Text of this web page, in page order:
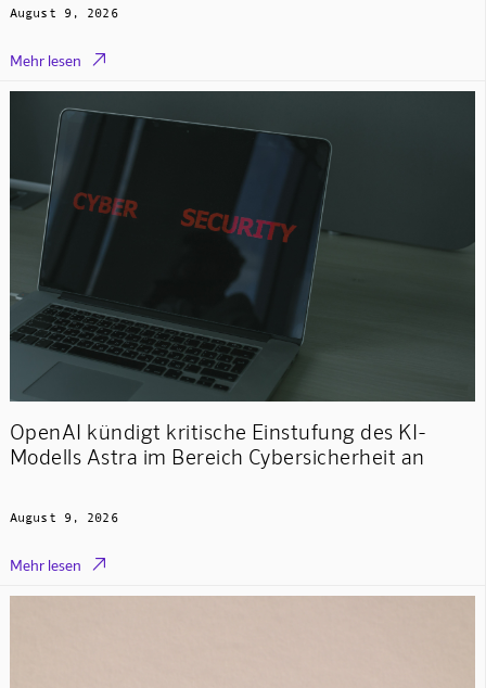
August 9, 2026
Mehr lesen 
OpenAI kündigt kritische Einstufung des KI-
Modells Astra im Bereich Cybersicherheit an
August 9, 2026
Mehr lesen 